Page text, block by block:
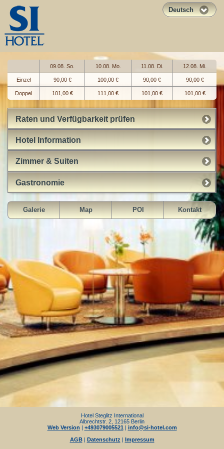
Deutsch
09.08. So. 10.08. Mo. 11.08. Di. 12.08. Mi.
Einzel 90,00 € 100,00 € 90,00 € 90,00 €
Doppel 101,00 € 111,00 € 101,00 € 101,00 €
Raten und Verfügbarkeit prüfen
Hotel Information
Zimmer & Suiten
Gastronomie
Galerie Map POI Kontakt
Hotel Steglitz International
Albrechtstr. 2, 12165 Berlin
Web Version | +493079005521 | info@si-hotel.com
AGB| Datenschutz | Impressum